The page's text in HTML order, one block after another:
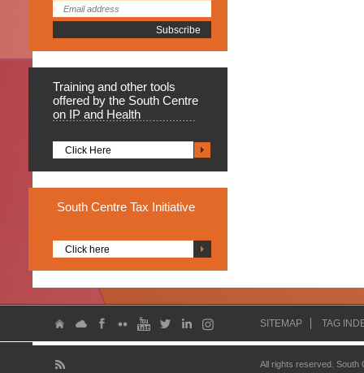
Training and other tools
offered by the South Centre
on IP and Health
Click Here
South Centre Tax Initiative
Click here
SITEMAP TAG
All rights reserved.